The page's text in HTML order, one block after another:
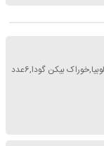
2عدد تخم مرغ نیمرو، خوراک لوبیا,خوراک بیکن گودا,6عدد